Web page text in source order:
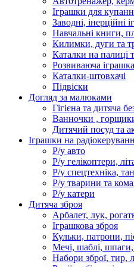
Іграшки для
Заводні, інерційні
Навчальні книги,
Килимки, дуги та
Каталки на палиці
Розвиваюча
Каталки-штовхачі
Підвіски
Догляд за малюками
Гігієна та дитяча
Ванночки ,
Дитячий посуд та
Іграшки на
Р/у авто
Р/у гелікоптери,
Р/у спецтехніка,
Р/у тварини та
Р/у катери
Дитяча зброя
Арбалет, лук,
Іграшкова зброя
Кульки, патрони,
Мечі, шаблі,
Набори зброї, тир,